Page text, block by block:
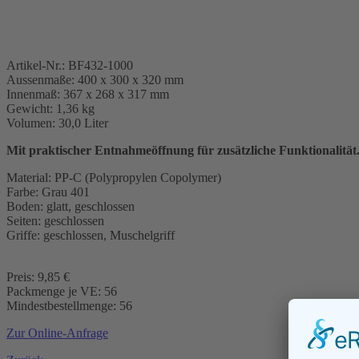
Artikel-Nr.: BF432-1000
Aussenmaße: 400 x 300 x 320 mm
Innenmaß: 367 x 268 x 317 mm
Gewicht: 1,36 kg
Volumen: 30,0 Liter
Mit praktischer Entnahmeöffnung für zusätzliche Funktionalität.
Material: PP-C (Polypropylen Copolymer)
Farbe: Grau 401
Boden: glatt, geschlossen
Seiten: geschlossen
Griffe: geschlossen, Muschelgriff
Preis: 9,85 €
Packmenge je VE: 56
Mindestbestellmenge: 56
Zur Online-Anfrage